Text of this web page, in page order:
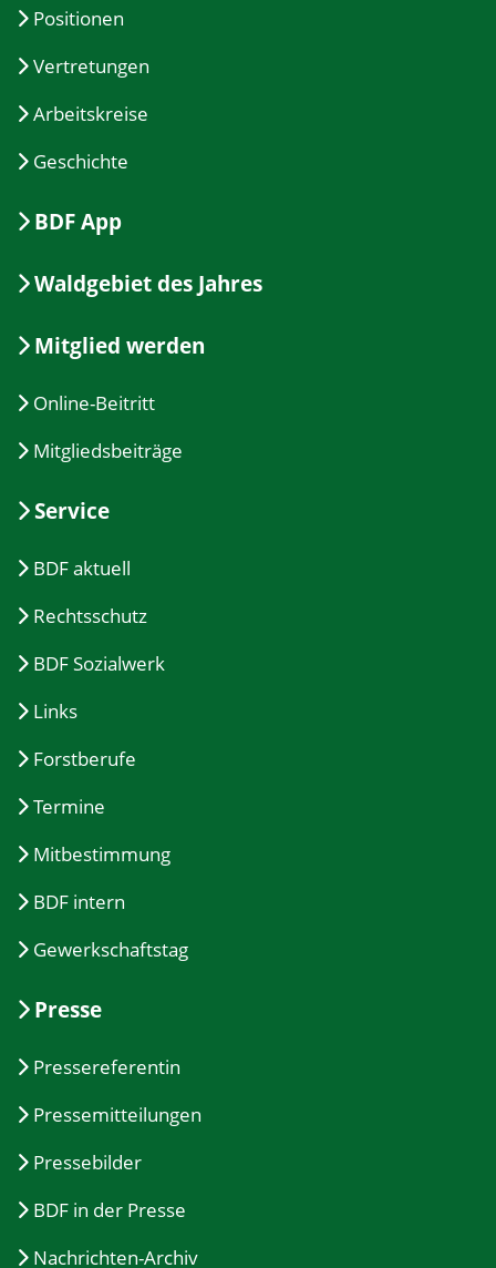
Positionen
Vertretungen
Arbeitskreise
Geschichte
BDF App
Waldgebiet des Jahres
Mitglied werden
Online-Beitritt
Mitgliedsbeiträge
Service
BDF aktuell
Rechtsschutz
BDF Sozialwerk
Links
Forstberufe
Termine
Mitbestimmung
BDF intern
Gewerkschaftstag
Presse
Pressereferentin
Pressemitteilungen
Pressebilder
BDF in der Presse
Nachrichten-Archiv